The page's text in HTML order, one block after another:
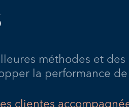
méthodes et des
la performance
clientes